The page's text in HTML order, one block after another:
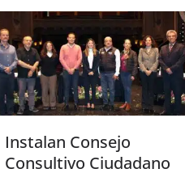
Instalan Consejo
Consultivo Ciudadano